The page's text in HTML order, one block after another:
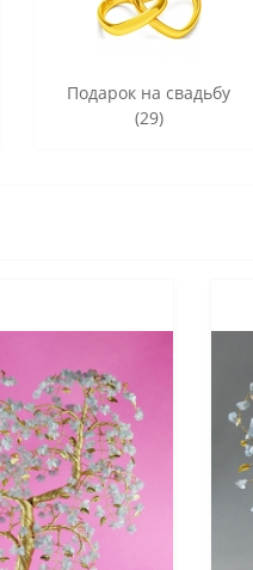
Подарок на свадьбу
(29)